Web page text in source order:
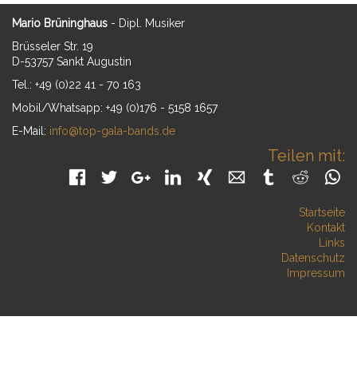
Mario Brüninghaus - Dipl. Musiker
Brüsseler Str. 19
D-53757 Sankt Augustin
Tel.: +49 (0)22 41 - 70 163
Mobil/Whatsapp: +49 (0)176 - 5158 1657
E-Mail: info@top-gala-bands.de
Teilen mit:
Facebook
Twitter Google+LinkedInXing Mail tumblr Reddit
Startseite
Kontakt
Links
Datenschutz
Impressum